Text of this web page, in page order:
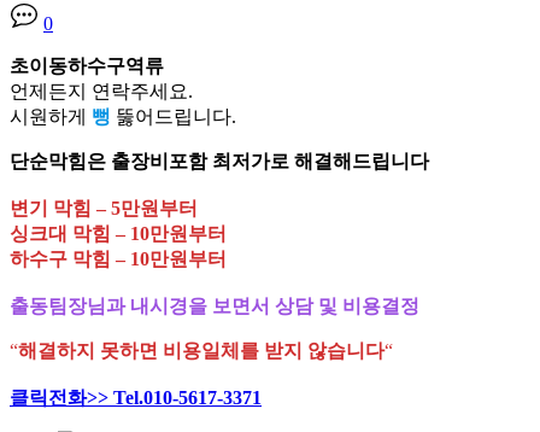
0
초이동하수구역류
언제든지 연락주세요.
시원하게 뻥 뚫어드립니다.
단순막힘은 출장비포함 최저가로 해결해드립니다
변기 막힘 – 5만원부터
싱크대 막힘 – 10만원부터
하수구 막힘 – 10만원부터
출동팀장님과 내시경을 보면서 상담 및 비용결정
“해결하지 못하면 비용일체를 받지 않습니다“
클릭전화>> Tel.010-5617-3371